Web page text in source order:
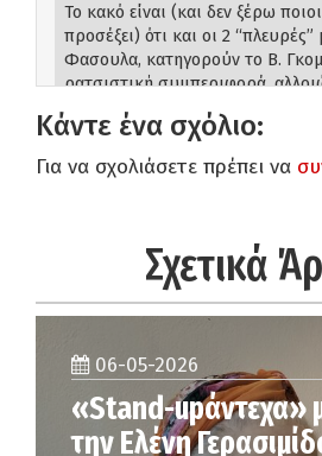
Το κακό είναι (και δεν ξέρω
προσέξει) ότι και οι 2
Φασουλα, κατηγορούν το Β.
ρατσιστική συμπεριφορά,
λεγόμενα του,(περί Μαυριτανίας)
αλλαγές στο παιχνίδι, είτε για
συναντήσεις πριν από αυτό. Και
χυδαίο ακόμη και από απόπειρα
Stamatis Solanakis
8 Μαΐου, 2021 στις 1:10 μμ
Εντάξει για την Ελεύθερη Ώρα
αποτρέπεις μια δωροδοκία.
πάθανε . Αυτό έχουν στο μυαλό
“Εθνική προσπάθεια”. Οπότε τα
που μόνο τέτοιοι άνθρωποι είναι.
Συνδεθείτε για να απαντήσετε
Κάντε ένα σχόλιο:
Για να σχολιάσετε πρέπει να
Σχετικά
06-05-2026
«Stand-upάντεχα»
την Ελένη